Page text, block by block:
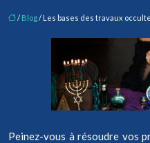
/ Blog/ Les bases des travaux
Peinez-vous à résoudre vos